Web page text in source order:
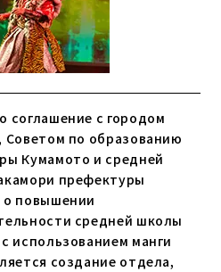
соглашение с городом
Советом по образованию
Кумамото и средней
префектуры
повышении
средней школы
использованием манги
создание отдела,